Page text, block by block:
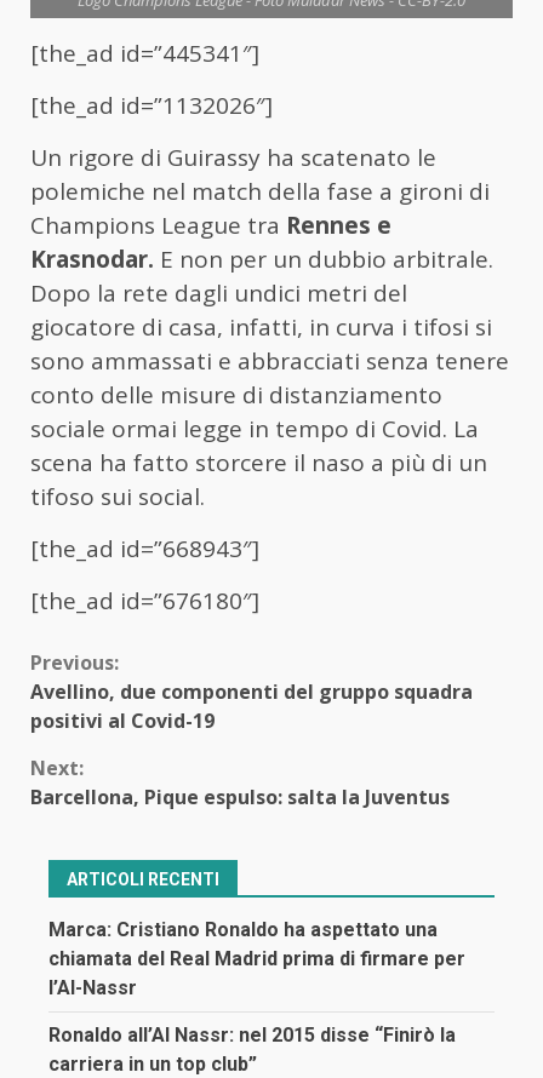
[the_ad id=”445341″]
[the_ad id=”1132026″]
Un rigore di Guirassy ha scatenato le
polemiche nel match della fase a gironi di
Champions League tra Rennes e
Krasnodar. E non per un dubbio arbitrale.
Dopo la rete dagli undici metri del
giocatore di casa, infatti, in curva i tifosi si
sono ammassati e abbracciati senza tenere
conto delle misure di distanziamento
sociale ormai legge in tempo di Covid. La
scena ha fatto storcere il naso a più di un
tifoso sui social.
[the_ad id=”668943″]
[the_ad id=”676180″]
Continue
Reading
Previous:
Avellino, due componenti del gruppo squadra
positivi al Covid-19
Next:
Barcellona, Pique espulso: salta la Juventus
ARTICOLI RECENTI
Marca: Cristiano Ronaldo ha aspettato una
chiamata del Real Madrid prima di firmare per
l’Al-Nassr
Ronaldo all’Al Nassr: nel 2015 disse “Finirò la
carriera in un top club”